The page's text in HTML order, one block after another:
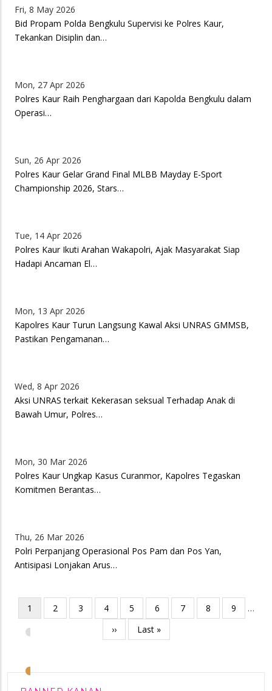
Fri, 8 May 2026
Bid Propam Polda Bengkulu Supervisi ke Polres Kaur,
Tekankan Disiplin dan…
Mon, 27 Apr 2026
Polres Kaur Raih Penghargaan dari Kapolda Bengkulu dalam
Operasi…
Sun, 26 Apr 2026
Polres Kaur Gelar Grand Final MLBB Mayday E-Sport
Championship 2026, Stars…
Tue, 14 Apr 2026
Polres Kaur Ikuti Arahan Wakapolri, Ajak Masyarakat Siap
Hadapi Ancaman El…
Mon, 13 Apr 2026
Kapolres Kaur Turun Langsung Kawal Aksi UNRAS GMMSB,
Pastikan Pengamanan…
Wed, 8 Apr 2026
Aksi UNRAS terkait Kekerasan seksual Terhadap Anak di
Bawah Umur, Polres…
Mon, 30 Mar 2026
Polres Kaur Ungkap Kasus Curanmor, Kapolres Tegaskan
Komitmen Berantas…
Thu, 26 Mar 2026
Polri Perpanjang Operasional Pos Pam dan Pos Yan,
Antisipasi Lonjakan Arus…
Pagination
Current
page
1 Page
2 Page
3 Page
4 Page
5 Page
6 Page
7 Page
8 Page
9
…
Next
page
››
Last
page
Last »
•
•